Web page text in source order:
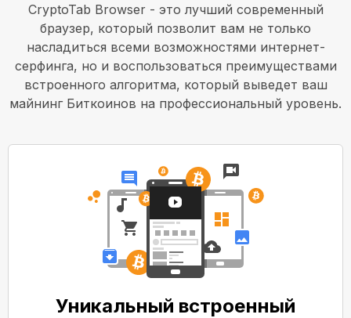
CryptoTab Browser - это лучший современный
браузер, который позволит вам не только
насладиться всеми возможностями интернет-
серфинга, но и воспользоваться преимуществами
встроенного алгоритма, который выведет ваш
майнинг Биткоинов на профессиональный уровень.
Уникальный встроенный